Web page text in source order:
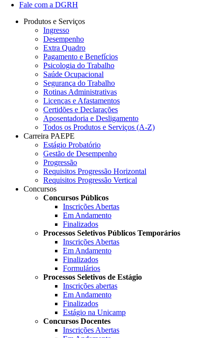
Fale com a DGRH
Produtos e Serviços
Ingresso
Desempenho
Extra Quadro
Pagamento e Benefícios
Psicologia do Trabalho
Saúde Ocupacional
Segurança do Trabalho
Rotinas Administrativas
Licenças e Afastamentos
Certidões e Declarações
Aposentadoria e Desligamento
Todos os Produtos e Serviços (A-Z)
Carreira PAEPE
Estágio Probatório
Gestão de Desempenho
Progressão
Requisitos Progressão Horizontal
Requisitos Progressão Vertical
Concursos
Concursos Públicos
Inscrições Abertas
Em Andamento
Finalizados
Processos Seletivos Públicos Temporários
Inscrições Abertas
Em Andamento
Finalizados
Formulários
Processos Seletivos de Estágio
Inscrições abertas
Em Andamento
Finalizados
Estágio na Unicamp
Concursos Docentes
Inscrições Abertas